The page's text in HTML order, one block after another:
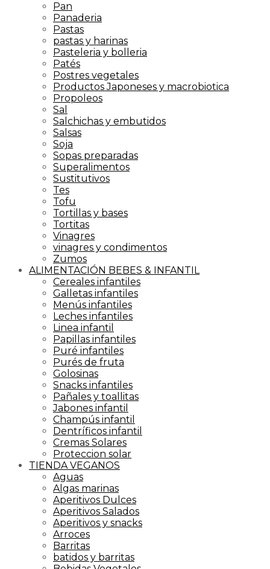
Pan
Panaderia
Pastas
pastas y harinas
Pasteleria y bolleria
Patés
Postres vegetales
Productos Japoneses y macrobiotica
Propoleos
Sal
Salchichas y embutidos
Salsas
Soja
Sopas preparadas
Superalimentos
Sustitutivos
Tes
Tofu
Tortillas y bases
Tortitas
Vinagres
vinagres y condimentos
Zumos
ALIMENTACIÓN BEBES & INFANTIL
Cereales infantiles
Galletas infantiles
Menús infantiles
Leches infantiles
Linea infantil
Papillas infantiles
Puré infantiles
Purés de fruta
Golosinas
Snacks infantiles
Pañales y toallitas
Jabones infantil
Champús infantil
Dentríficos infantil
Cremas Solares
Proteccion solar
TIENDA VEGANOS
Aguas
Algas marinas
Aperitivos Dulces
Aperitivos Salados
Aperitivos y snacks
Arroces
Barritas
batidos y barritas